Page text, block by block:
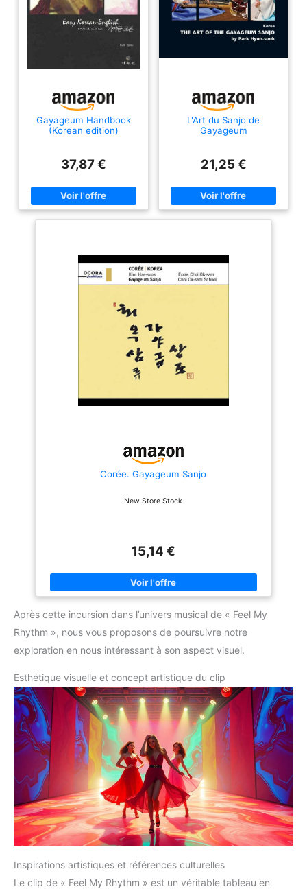
Gayageum Handbook
(Korean edition)
37,87 €
L'Art du Sanjo de
Gayageum
21,25 €
Corée. Gayageum Sanjo
New Store Stock
15,14 €
Après cette incursion dans l’univers musical de « Feel My
Rhythm », nous vous proposons de poursuivre notre
exploration en nous intéressant à son aspect visuel.
Esthétique visuelle et concept artistique du clip
Inspirations artistiques et références culturelles
Le clip de « Feel My Rhythm » est un véritable tableau en